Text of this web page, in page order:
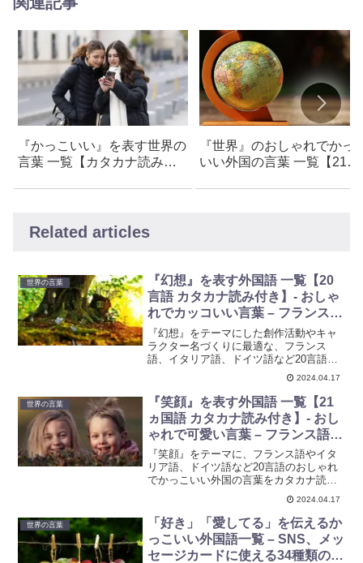
『かっこいい』を表す世界の
言葉 一覧【カタカナ読み付
『世界』のおしゃれでかっ
いい外国の言葉 一覧【21言
Related articles
世界の言葉
『幻想』を表す外国語 一覧【20
言語 カタカナ読み付き】- おしゃ
れでカッコいい言葉 – フランス
語・イタリア語・ドイツ語・ラテ
ン語など
『幻想』をテーマにした創作活動やキャ
ラクター名づくりに最適な、フランス
語、イタリア語、ドイツ語など20言語の
おしゃれでかっこいい外国語をカタカナ
読み付きで紹介します。創作のインスピ
レーションに！
2024.04.17
世界の言葉
『笑顔』を表す外国語 一覧【21
ヵ国語 カタカナ読み付き】- おし
ゃれで可愛い言葉 – フランス語・
イタリア語・ドイツ語・ラテン語
など
『笑顔』をテーマに、フランス語やイタ
リア語、ドイツ語など20言語のおしゃれ
でかっこいい外国の言葉をカタカナ読み
付きで一覧に。創作活動やキャラクター
名づけに役立つアイデア集です。ぜひ参
考にしてみてください。
2024.04.17
世界の言葉
「好き」「愛してる」を伝えるか
っこいい外国語一覧 – SNS、メッ
セージカードに使える34種類のフ